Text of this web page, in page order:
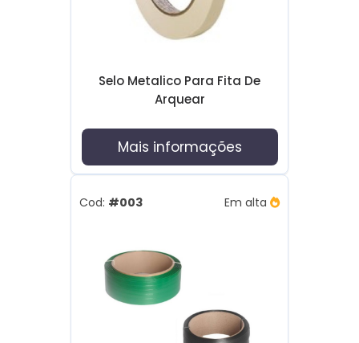
Selo Metalico Para Fita De
Arquear
Mais informações
Cod: #003 Em alta